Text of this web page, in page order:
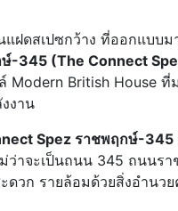
แฝดสเปซกว้าง ที่ออกแบบ
ษ์-345 (The Connect
Modern British House
งาน
Spez ราชพฤกษ์-345
ว่าจะเป็นถนน 345 ถนนร
วก รายล้อมด้วยสิ่งอำนว